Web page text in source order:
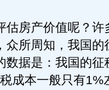
房产价值呢？许
众所周知，我国的
数据是：我国的征
成本一般只有1%